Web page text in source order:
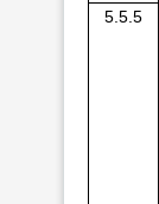
5.5.5